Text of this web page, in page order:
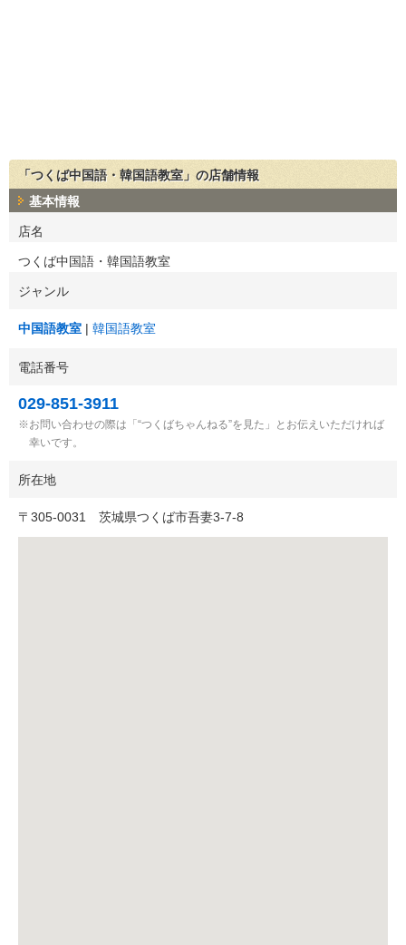
「つくば中国語・韓国語教室」の店舗情報
基本情報
店名
つくば中国語・韓国語教室
ジャンル
中国語教室 韓国語教室
電話番号
029-851-3911
お問い合わせの際は「“つくばちゃんねる”を見た」とお伝えいただければ
幸いです。
所在地
〒 305-0031 茨城県つくば市吾妻3-7-8